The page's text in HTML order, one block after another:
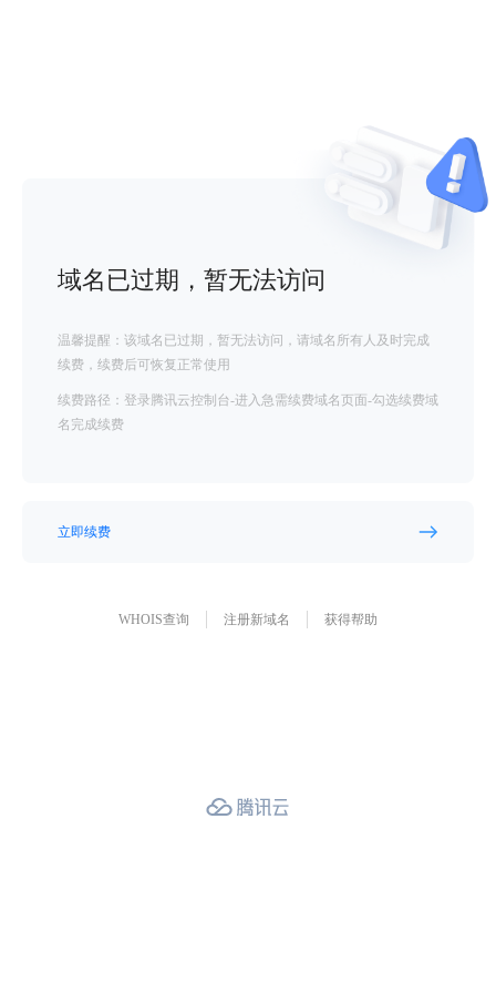
域名已过期，暂无法访问
温馨提醒：该域名已过期，暂无法访问，请域名所有人及时完成
续费，续费后可恢复正常使用
续费路径：登录腾讯云控制台-进入急需续费域名页面-勾选续费域
名完成续费
立即续费
WHOIS查询 注册新域名 获得帮助